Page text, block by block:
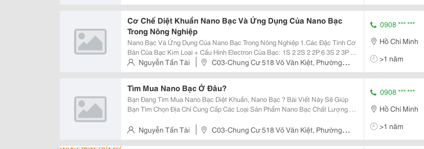
Cầu Kho, Quận 1, Hồ Chí Minh
Cơ Chế Diệt Khuẩn Nano Bạc Và Ứng Dụng Của Nano Bạc
Trong Nông Nghiệp
Nano Bạc Và Ứng Dụng Của Nano Bạc Trong Nông Nghiệp 1.Các Đặc Tính Cơ
Bản Của Bạc Kim Loại + Cấu Hình Electron Của Bạc: 1S 2 2S 2 2P 6 3S 2 3P 6
3D 10 4S 2 4P 6 4D 10 5S 1 + Bán Kính Nguyên Tử Ag: 0,288 Nm + Bán Kính
Ion Bạc: 0,2
Nguyễn Tấn Tài
C03-Chung Cư 518 Võ Văn Kiệt, Phường
Cầu Kho, Quận 1, Hồ Chí Minh
0908 *** ***
Hồ Chí Minh
>1 năm
Tìm Mua Nano Bạc Ở Đâu?
Bạn Đang Tìm Mua Nano Bạc Diệt Khuẩn, Nano Bạc ? Bài Viết Này Sẽ Giúp
Bạn Tìm Chọn Địa Chỉ Cung Cấp Các Loại Sản Phẩm Nano Bạc Chất Lượng ,
Không Còn Xa Lạ Với Nhà Sản Xuất Nhưng D
Nguyễn Tấn Tài
C03-Chung Cư 518 Võ Văn Kiệt, Phường
Cầu Kho, Quận 1, Hồ Chí Minh
0908 *** ***
Hồ Chí Minh
>1 năm